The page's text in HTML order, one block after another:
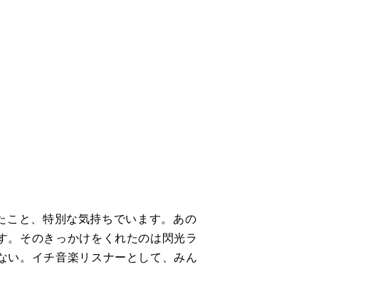
こと、特別な気持ちでいます。あの
。そのきっかけをくれたのは閃光ラ
い。イチ音楽リスナーとして、みん